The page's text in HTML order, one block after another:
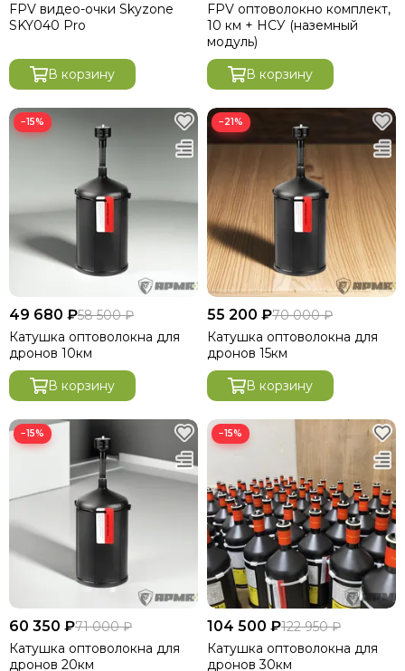
FPV видео-очки Skyzone
SKY040 Pro
В корзину
FPV оптоволокно комплект,
10 км + НСУ (наземный
модуль)
В корзину
−15%
49 680 ₽58 500 ₽
Катушка оптоволокна для
дронов 10км
В корзину
−21%
55 200 ₽70 000 ₽
Катушка оптоволокна для
дронов 15км
В корзину
−15%
60 350 ₽71 000 ₽
Катушка оптоволокна для
дронов 20км
−15%
104 500 ₽122 950 ₽
Катушка оптоволокна для
дронов 30км